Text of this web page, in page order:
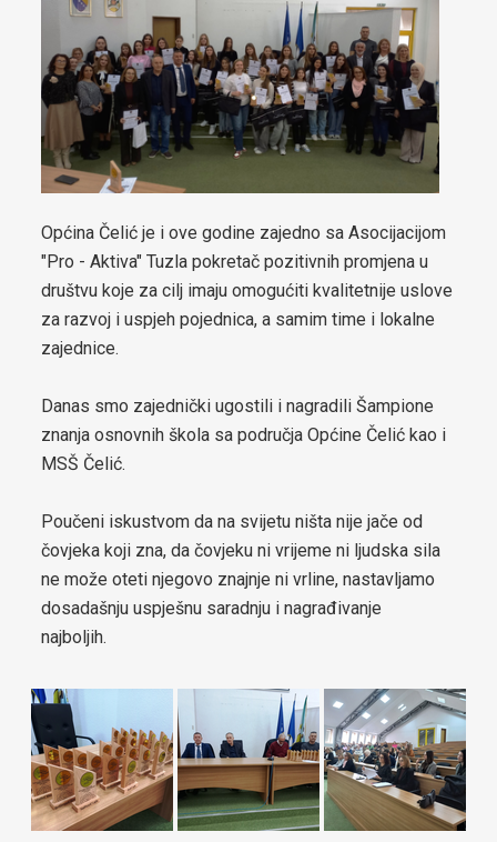
Općina Čelić je i ove godine zajedno sa Asocijacijom
"Pro - Aktiva" Tuzla pokretač pozitivnih promjena u
društvu koje za cilj imaju omogućiti kvalitetnije uslove
za razvoj i uspjeh pojednica, a samim time i lokalne
zajednice.
Danas smo zajednički ugostili i nagradili Šampione
znanja osnovnih škola sa područja Općine Čelić kao i
MSŠ Čelić.
Poučeni iskustvom da na svijetu ništa nije jače od
čovjeka koji zna, da čovjeku ni vrijeme ni ljudska sila
ne može oteti njegovo znajnje ni vrline, nastavljamo
dosadašnju uspješnu saradnju i nagrađivanje
najboljih.
Strateški dokumenti
Statut općine Čelić
Službeni glasnici općine Čelić
Prostorni plan općine Čelić
Elaborat zaštite izvorišta
Integrirana Razvojna strategija Općine Čelić 2020 – 2025
Strategija razvoja Općine Čelić 2026 - 2034
Etički kodeks Općinskog vijeća Čelić
Pravilnik za omladinska udruženja
za općinu Čelić-2024-2029
Lokalni ekološki akcioni plan (LEAP) općine Čelić
Javni pozivi za nabavke
Plan javnih nabavki općine Čelić
Obavještenje o postupcima javnih nabavki
Obrazac praćenja realizacije ugovora/okvirnog sporazuma